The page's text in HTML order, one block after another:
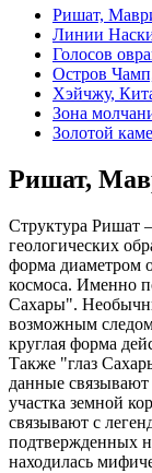
Ришат,
Линии
Голосов
Остров
Хэйчжу,
Зона
Золотой
Ришат,
Структура Ришат
геологических
форма диаметром
космоса. Именно
Сахары".
возможным
круглая форма
Также "глаз
данные
участка земной
связывают с
подтвержденных
находилась